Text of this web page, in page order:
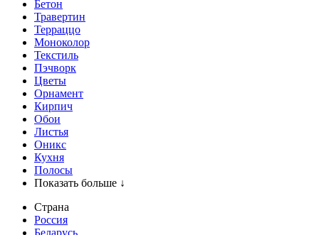
Бетон
Травертин
Терраццо
Моноколор
Текстиль
Пэчворк
Цветы
Орнамент
Кирпич
Обои
Листья
Оникс
Кухня
Полосы
Показать больше ↓
Страна
Россия
Беларусь